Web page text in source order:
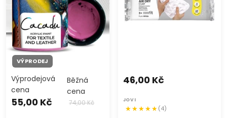
VÝPRODEJ
Výprodejová
cena
55,00 Kč
Běžná
cena
74,00 Kč
46,00 Kč
JOVI
(4)